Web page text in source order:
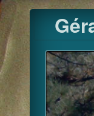
Skip
to
content